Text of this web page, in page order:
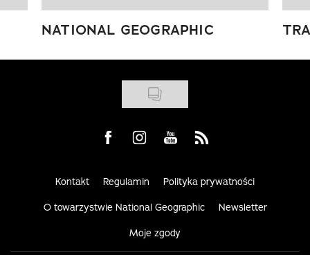
NATIONAL GEOGRAPHIC
Visit us on Facebook
Visit us on Instagram
Visit us on Youtube
Visit us on Rss
Kontakt Regulamin Polityka prywatności
O towarzystwie National Geographic Newsletter
Moje zgody